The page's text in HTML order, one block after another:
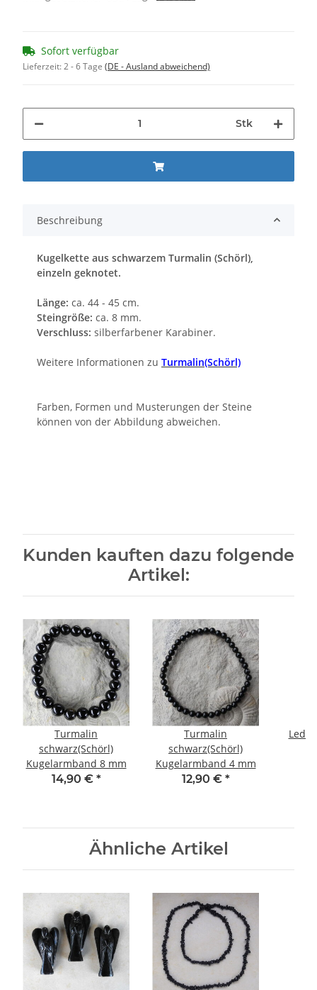
Sofort verfügbar
Lieferzeit:2 - 6 Tage (DE - Ausland abweichend)
Stk
Beschreibung
Kugelkette aus schwarzem Turmalin (Schörl),
einzeln geknotet.
Länge: ca. 44 - 45 cm.
Steingröße: ca. 8 mm.
Verschluss: silberfarbener Karabiner.
Weitere Informationen zu Turmalin(Schörl)
Farben, Formen und Musterungen der Steine
können von der Abbildung abweichen.
Kunden kauften dazu folgende
Artikel:
Turmalin
schwarz(Schörl)
Kugelarmband 8 mm
14,90 € *
Turmalin
schwarz(Schörl)
Kugelarmband 4 mm
12,90 € *
Ähnliche Artikel